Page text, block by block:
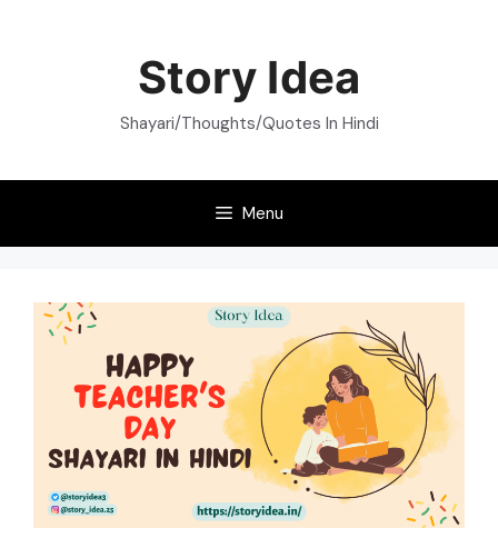
Story Idea
Shayari/Thoughts/Quotes In Hindi
Menu